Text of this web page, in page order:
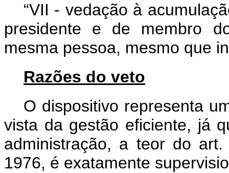
“VII - vedação à
presidente e de membro
mesma pessoa, mesmo que
Razões do veto
O dispositivo representa
vista da gestão eficiente, já
administração, a teor do
1976, é exatamente